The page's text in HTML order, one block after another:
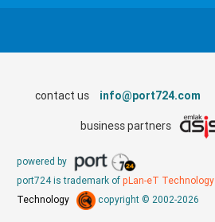
contact us info@port724.com
business partners
powered by
port724 is trademark of pLan-eT Technology
Technology
copyright © 2002-2026